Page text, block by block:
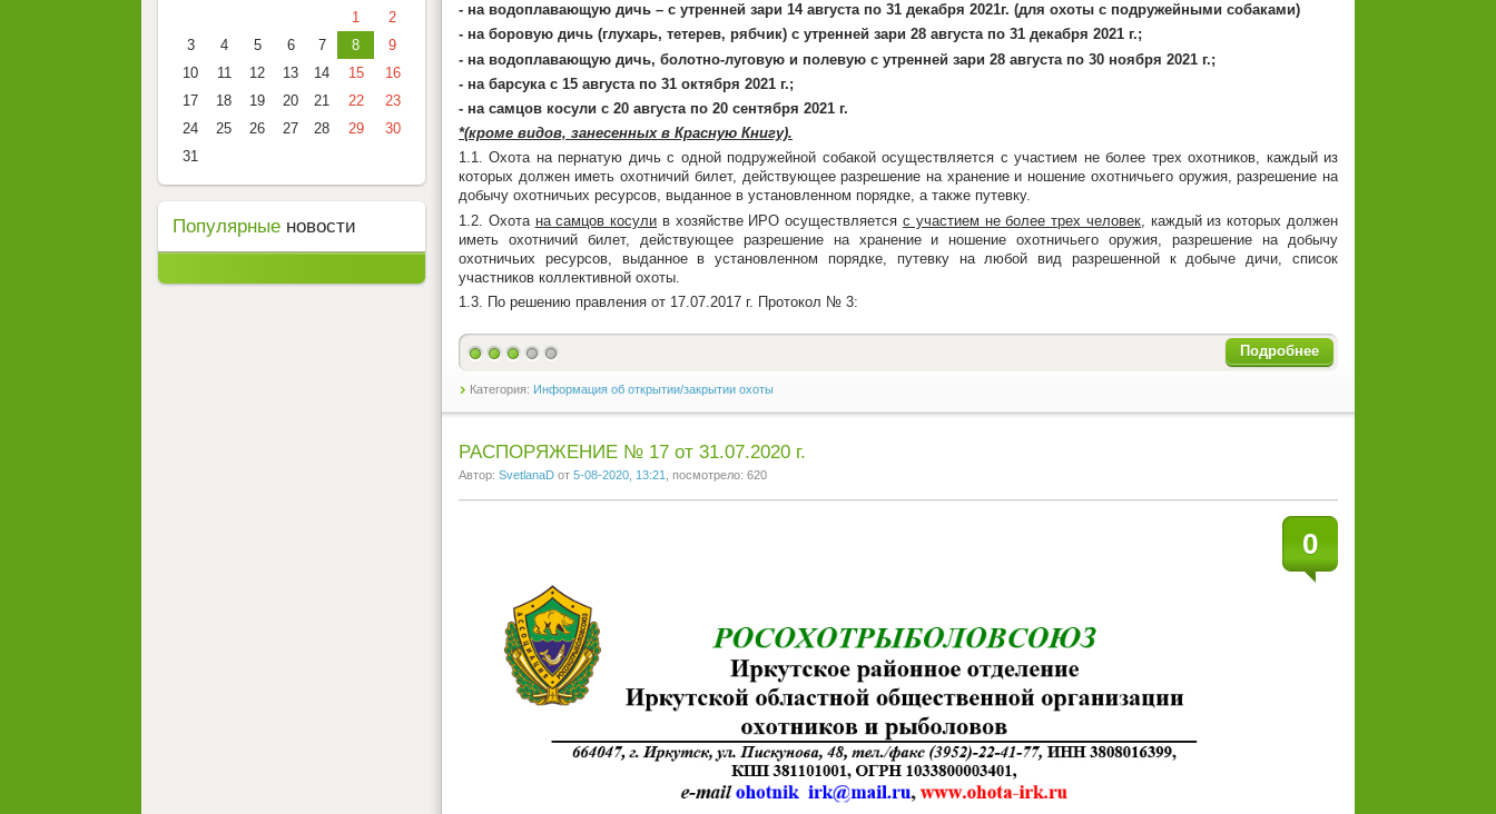
- на водоплавающую дичь – с утренней зари 14 августа по 31 декабря 2021г. (для охоты с подружейными собаками)
- на боровую дичь (глухарь, тетерев, рябчик) с утренней зари 28 августа по 31 декабря 2021 г.;
- на водоплавающую дичь, болотно-луговую и полевую с утренней зари 28 августа по 30 ноября 2021 г.;
- на барсука с 15 августа по 31 октября 2021 г.;
- на самцов косули с 20 августа по 20 сентября 2021 г.
*(кроме видов, занесенных в Красную Книгу).
1.1. Охота на пернатую дичь с одной подружейной собакой осуществляется с участием не более трех охотников, каждый из
которых должен иметь охотничий билет, действующее разрешение на хранение и ношение охотничьего оружия, разрешение на
добычу охотничьих ресурсов, выданное в установленном порядке, а также путевку.
1.2. Охота на самцов косули в хозяйстве ИРО осуществляетсяс участием не более трех человек, каждый из которых должен
иметь охотничий билет, действующее разрешение на хранение и ношение охотничьего оружия, разрешение на добычу
охотничьих ресурсов, выданное в установленном порядке, путевку на любой вид разрешенной к добыче дичи, список
участников коллективной охоты.
1.3. По решению правления от 17.07.2017 г. Протокол № 3:
Подробнее
Категория: Информация об открытии/закрытии охоты
РАСПОРЯЖЕНИЕ № 17 от 31.07.2020 г.
Автор: SvetlanaD от 5-08-2020, 13:21 , посмотрело: 620
0
1
2
3
4 5 6 7 8
9
10
11 12 13 14 15
16
17
18 19 20 21 22
23
24
25 26 27 28 29
30
31
Популярные новости